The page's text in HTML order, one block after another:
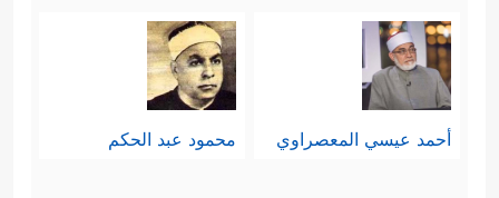
أحمد عيسي المعصراوي محمود عبد الحكم